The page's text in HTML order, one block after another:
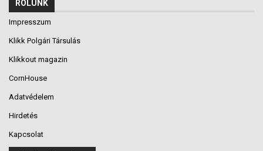
RÓLUNK
Impresszum
Klikk Polgári Társulás
Klikkout magazin
CornHouse
Adatvédelem
Hirdetés
Kapcsolat